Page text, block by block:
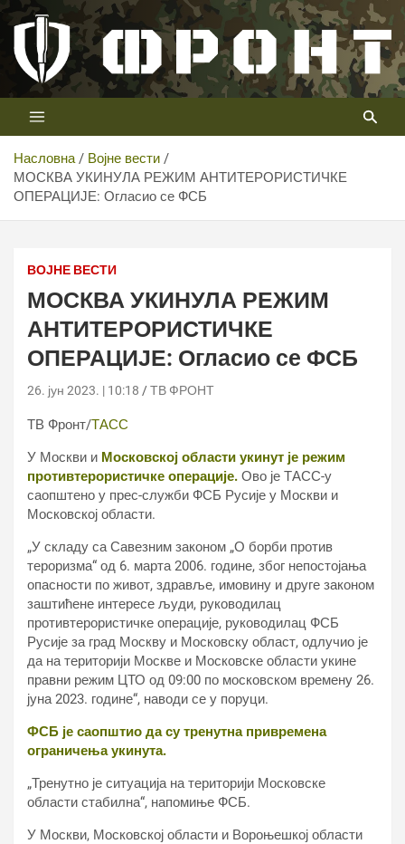
Скип
цонтент
Телевизија ФРОНТ
Први војни канал у Србији
Насловна
Војне вести
МОСКВА УКИНУЛА РЕЖИМ АНТИТЕРОРИСТИЧКЕ
ОПЕРАЦИЈЕ: Огласио се ФСБ
ВОЈНЕ ВЕСТИ
МОСКВА УКИНУЛА РЕЖИМ
АНТИТЕРОРИСТИЧКЕ
ОПЕРАЦИЈЕ: Огласио се ФСБ
26. јун 2023. | 10:18 ТВ ФРОНТ
ТВ Фронт/ТАСС
У Москви и Московској области укинут је режим
противтерористичке операције. Ово је ТАСС-у
саопштено у прес-служби ФСБ Русије у Москви и
Московској области.
„У складу са Савезним законом „О борби против
тероризма“ од 6. марта 2006. године, због непостојања
опасности по живот, здравље, имовину и друге законом
заштићене интересе људи, руководилац
противтерористичке операције, руководилац ФСБ
Русије за град Москву и Московску област, одлучио је
да на територији Москве и Московске области укине
правни режим ЦТО од 09:00 по московском времену 26.
јуна 2023. године“, наводи се у поруци.
ФСБ је саопштио да су тренутна привремена
ограничења укинута.
„Тренутно је ситуација на територији Московске
области стабилна“, напомиње ФСБ.
У Москви, Московској области и Вороњешкој области